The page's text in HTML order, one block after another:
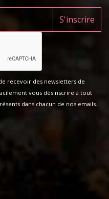
recevoir des newsletters de
vous désinscrire à tout
dans chacun de nos emails.